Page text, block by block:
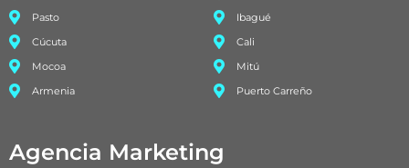
Pasto
Cúcuta
Mocoa
Armenia
Ibagué
Cali
Mitú
Puerto Carreño
Agencia Marketing